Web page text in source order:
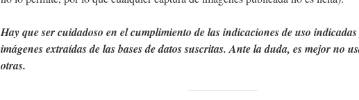
Hay que ser cuidadoso en el cumplimiento de las indicaciones de uso
imágenes extraídas de las bases de datos suscritas. Ante la duda, es mejor no
otras.